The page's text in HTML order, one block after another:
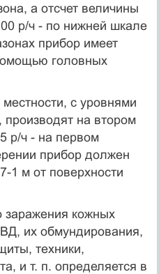
а отсчет величины
р/ч - по нижней шкале
прибор имеет
головных
с уровнями
на втором
р/ч - на первом
прибор должен
1 м от поверхности
заражения кожных
их обмундирования,
техники,
и т. п. определяется в